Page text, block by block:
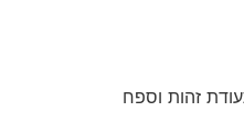
זהות וספח